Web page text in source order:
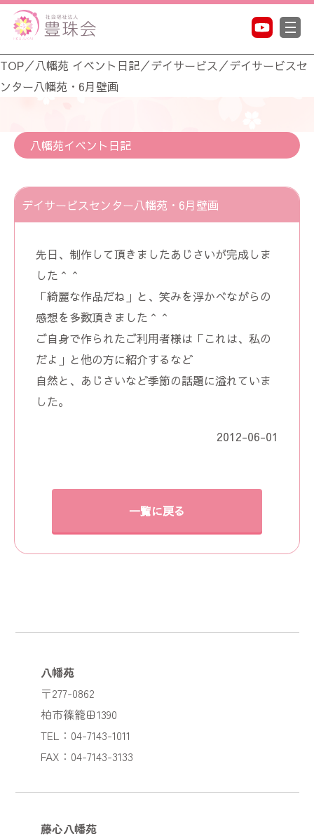
TOP／八幡苑 イベント日記／デイサービス ／デイサービスセ
ンター八幡苑・6月壁画
八幡苑イベント日記
デイサービスセンター八幡苑・6月壁画
先日、制作して頂きましたあじさいが完成しま
した＾＾
「綺麗な作品だね」と、笑みを浮かべながらの
感想を多数頂きました＾＾
ご自身で作られたご利用者様は「これは、私の
だよ」と他の方に紹介するなど
自然と、あじさいなど季節の話題に溢れていま
した。
2012-06-01
一覧に戻る
八幡苑
〒277-0862
柏市篠籠田1390
TEL：04-7143-1011
FAX：04-7143-3133
藤心八幡苑